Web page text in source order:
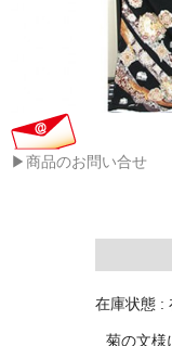
▶商品のお問い合せ
在庫状態 :
菊の文様